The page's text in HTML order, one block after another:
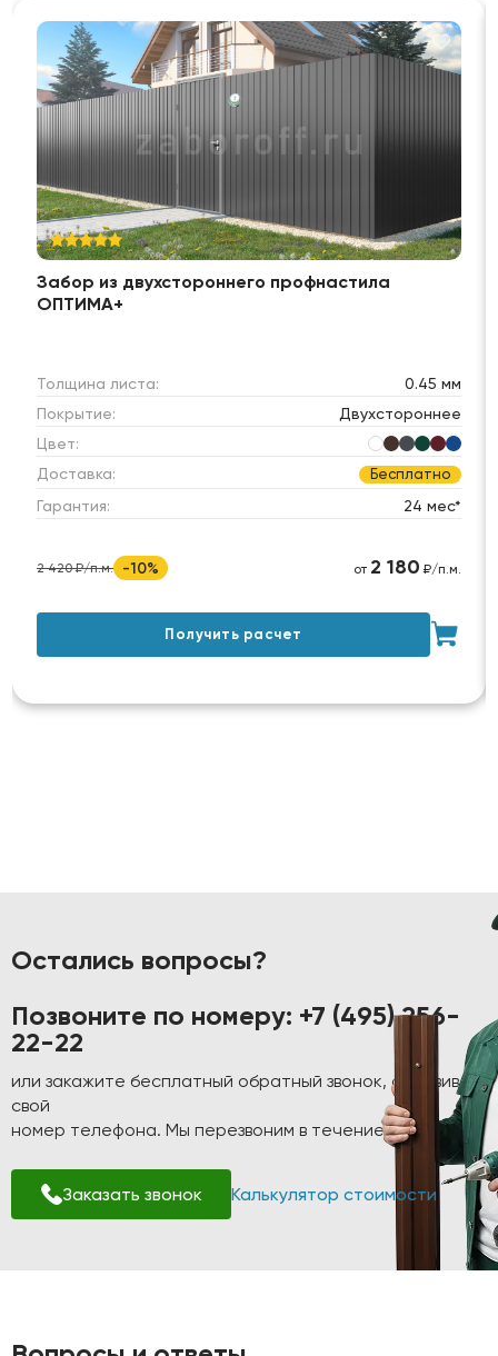
Забор из двухстороннего профнастила
ОПТИМА+
Толщина листа:
0.45 мм
Покрытие:
Двухстороннее
Цвет:
Доставка:
Бесплатно
Гарантия: 24 мес*
2 420 ₽/п.м. -10% от 2 180 ₽/п.м.
Получить расчет
Остались вопросы?
Позвоните по номеру: +7 (495) 256-
22-22
или закажите бесплатный обратный звонок, оставив
свой
номер телефона. Мы перезвоним в течение 1-2 минут!
Заказать звонок Калькулятор стоимости